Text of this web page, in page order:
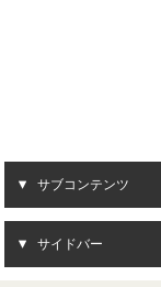
サブコンテンツ
サイドバー